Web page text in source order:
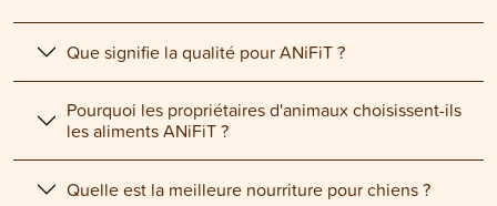
Que signifie la qualité pour ANiFiT ?
Pourquoi les propriétaires d'animaux choisissent-ils
les aliments ANiFiT ?
Quelle est la meilleure nourriture pour chiens ?